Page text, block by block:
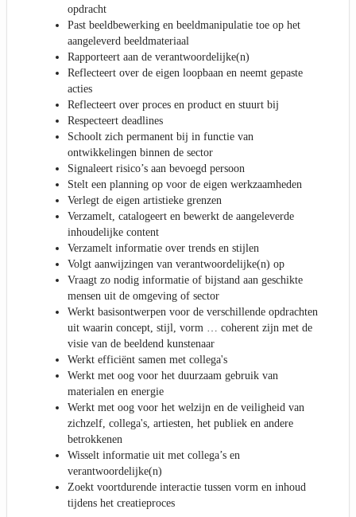
opdracht
Past beeldbewerking en beeldmanipulatie toe op het
aangeleverd beeldmateriaal
Rapporteert aan de verantwoordelijke(n)
Reflecteert over de eigen loopbaan en neemt gepaste
acties
Reflecteert over proces en product en stuurt bij
Respecteert deadlines
Schoolt zich permanent bij in functie van
ontwikkelingen binnen de sector
Signaleert risico’s aan bevoegd persoon
Stelt een planning op voor de eigen werkzaamheden
Verlegt de eigen artistieke grenzen
Verzamelt, catalogeert en bewerkt de aangeleverde
inhoudelijke content
Verzamelt informatie over trends en stijlen
Volgt aanwijzingen van verantwoordelijke(n) op
Vraagt zo nodig informatie of bijstand aan geschikte
mensen uit de omgeving of sector
Werkt basisontwerpen voor de verschillende opdrachten
uit waarin concept, stijl, vorm … coherent zijn met de
visie van de beeldend kunstenaar
Werkt efficiënt samen met collega's
Werkt met oog voor het duurzaam gebruik van
materialen en energie
Werkt met oog voor het welzijn en de veiligheid van
zichzelf, collega's, artiesten, het publiek en andere
betrokkenen
Wisselt informatie uit met collega’s en
verantwoordelijke(n)
Zoekt voortdurende interactie tussen vorm en inhoud
tijdens het creatieproces